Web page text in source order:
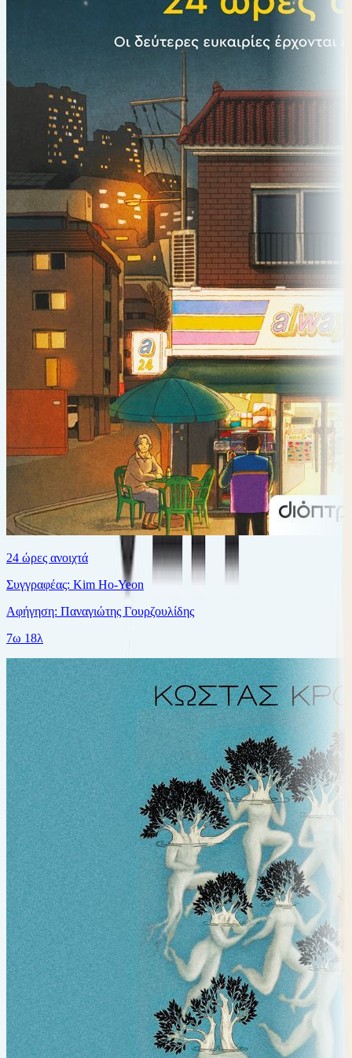
24 ώρες ανοιχτά
Συγγραφέας: Kim Ho-Yeon
Αφήγηση: Παναγιώτης Γουρζουλίδης
7ω 18λ